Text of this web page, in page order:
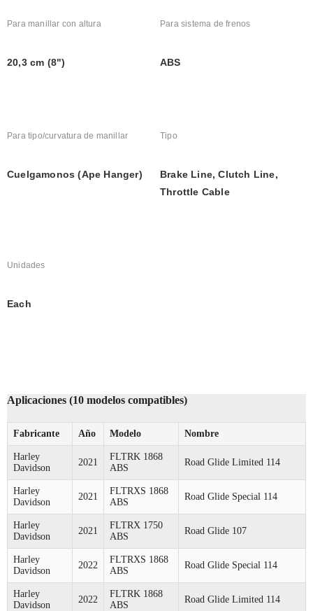
Para manillar con altura
20,3 cm (8")
Para sistema de frenos
ABS
Para tipo/curvatura de manillar
Cuelgamonos (Ape Hanger)
Tipo
Brake Line, Clutch Line,
Throttle Cable
Unidades
Each
Aplicaciones (10 modelos compatibles)
Fabricante Año Modelo Nombre
Harley
Davidson
2021
FLTRK 1868
ABS
Road Glide Limited 114
Harley
Davidson
2021
FLTRXS 1868
ABS
Road Glide Special 114
Harley
Davidson
2021
FLTRX 1750
ABS
Road Glide 107
Harley
Davidson
2022
FLTRXS 1868
ABS
Road Glide Special 114
Harley
Davidson
2022
FLTRK 1868
ABS
Road Glide Limited 114